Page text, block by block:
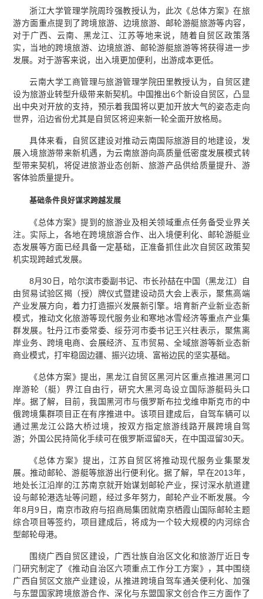
浙江大学管理学院周玲强教授认为，此次《总体方案》在旅
游方面重点提到了跨境旅游、边境旅游、邮轮游艇旅游等内容，
对于广西、云南、黑龙江、江苏等地来说，随着自贸区政策落
实，当地的跨境旅游、边境旅游、邮轮游艇旅游等将获得进一步
发展。对于游客来说，出入境更加便利，出游成本更低。
云南大学工商管理与旅游管理学院田里教授认为，自贸区建
设为旅游业转型升级带来新契机。中国推出6个新设自贸区，凸显
出中央对开放的支持，预示着我国将以更加开放大气的姿态走向
世界，沿边省份尤其是自贸区将迎来新一轮全面开放格局。
具体来看，自贸区建设对推动云南国际旅游目的地建设，发
展入境旅游带来新机遇，为云南旅游向高质量低密度发展模式转
型带来契机，将促进旅游业态创新、旅游产品供给质量提升、游
客体验质量提升。
基础条件良好谋求跨越发展
《总体方案》提到的旅游业及相关领域重点任务备受业界关
注。实际上，各地在跨境旅游合作、出入境便利化、邮轮游艇业
态发展等方面已经具备一定基础，正准备抓住此次自贸区政策契
机实现跨越式发展。
8月30日，哈尔滨市委副书记、市长孙喆在中国（黑龙江）自
由贸易试验区揭（授）牌仪式暨建设动员大会上表示，聚焦高端
产业发展方向，着力打造振兴发展新引擎。培育新产业新业态新
模式，推动文化旅游等现代服务业和寒地冰雪经济等重点产业集
群发展。牡丹江市委常委、绥芬河市委书记王兴柱表示，聚焦离
岸业务、跨境电商、会展经济、互市贸易、全域旅游等新业态新
商业模式，打牢稳固边疆、振兴边境、富裕边民的坚实基础。
《总体方案》提出，黑龙江自贸区黑河片区重点推进黑河口
岸游轮（艇）界江自由行，研究大黑河岛设立国际游艇码头口
岸。据了解，目前，我国黑河市与俄罗斯布拉戈维申斯克市的中
俄跨境集群项目正在有序推进中。该项目建成后，自驾车辆可以
通过黑龙江公路大桥过境，按双方指定旅游线路开展跨境自驾
游；外国公民持简化手续可在俄罗斯逗留8天，在中国逗留30天。
《总体方案》提出，江苏自贸区将推动现代服务业集聚发
展。推动邮轮、游艇等旅游出行便利化。据了解，早在2013年，
地处长江沿岸的江苏南京就开始谋划邮轮产业，探讨深水航道建
设与邮轮港选址等问题，经过多年努力，邮轮产业不断发展。今
年8月9日，南京市政府与招商局集团就南京栖霞山国际邮轮主题
综合项目等签约，项目建成后，将成为一个较大规模的内河综合
型邮轮母港。
围绕广西自贸区建设，广西壮族自治区文化和旅游厅近日专
门研究制定了《推动自治区六项重点工作分工方案》，其中围绕
广西自贸区文旅产业建设，从推进跨境自驾车通关便利化、加强
与东盟国家跨境旅游合作、深化与东盟国家文创合作三方面作了